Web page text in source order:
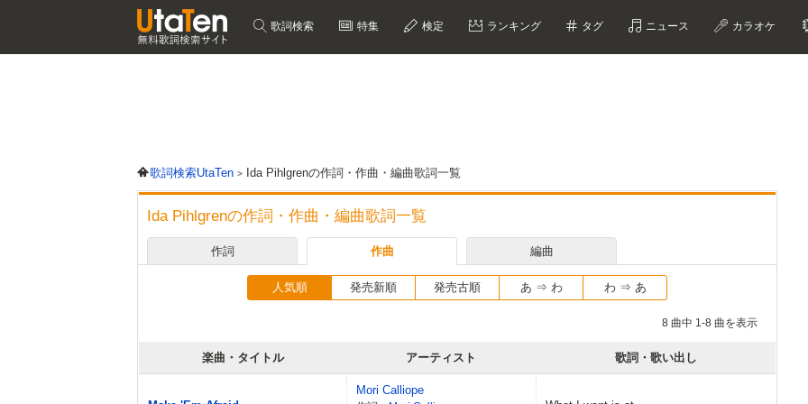
歌詞検索 特集 検定 ランキング タグ ニュース カラオケ
歌詞検索UtaTen Ida Pihlgrenの作詞・作曲・編曲歌詞一覧
Ida Pihlgrenの作詞・作曲・編曲歌詞一覧
作詞 作曲 編曲
人気順 発売新順 発売古順 あ ⇒ わ わ ⇒ あ
8 曲中 1-8 曲を表示
楽曲・タイトル アーティスト 歌詞・歌い出し
Mori Calliope